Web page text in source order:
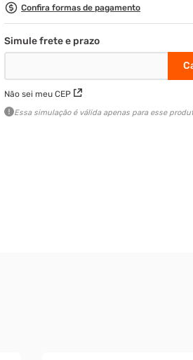
Confira formas de pagamento
Não sei meu CEP
Essa simulação é válida apenas para esse